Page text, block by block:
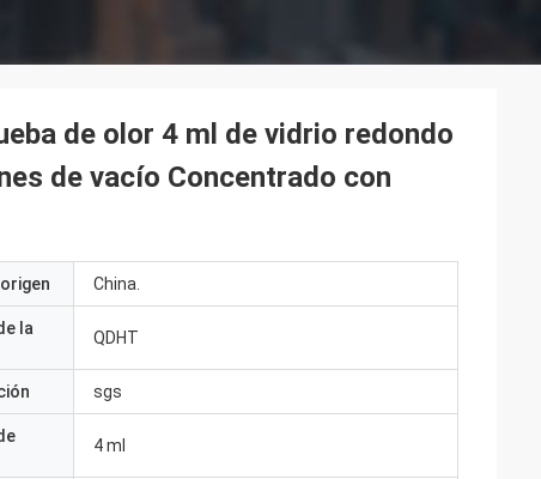
de olor 4 ml de vidrio redondo
de vacío Concentrado con
China.
la
QDHT
sgs
4 ml